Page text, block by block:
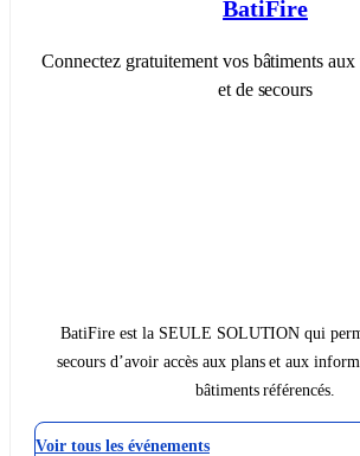
BatiFire
Connectez gratuitement vos bâtiments
et de secours
BatiFire est la SEULE SOLUTION qui
secours d’avoir accès aux plans et aux
bâtiments référencés.
Voir tous les événements